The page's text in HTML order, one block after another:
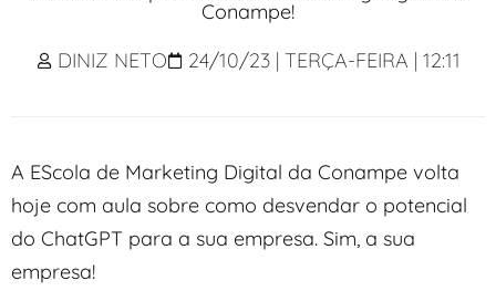
Conampe!
DINIZ NETO
24/10/23 | TERÇA-FEIRA | 12:11
A EScola de Marketing Digital da Conampe volta
hoje com aula sobre como desvendar o potencial
do ChatGPT para a sua empresa. Sim, a sua
empresa!